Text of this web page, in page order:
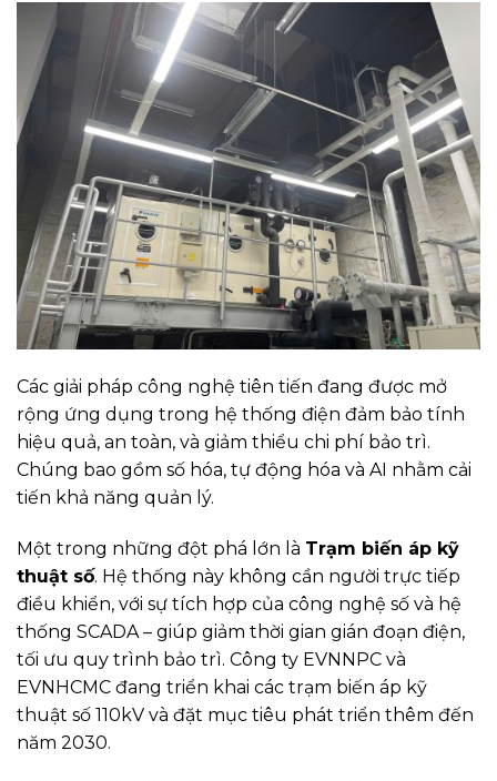
Các giải pháp công nghệ tiên tiến đang được mở
rộng ứng dụng trong hệ thống điện đảm bảo tính
hiệu quả, an toàn, và giảm thiểu chi phí bảo trì.
Chúng bao gồm số hóa, tự động hóa và AI nhằm cải
tiến khả năng quản lý.
Một trong những đột phá lớn là Trạm biến áp kỹ
thuật số. Hệ thống này không cần người trực tiếp
điều khiển, với sự tích hợp của công nghệ số và hệ
thống SCADA – giúp giảm thời gian gián đoạn điện,
tối ưu quy trình bảo trì. Công ty EVNNPC và
EVNHCMC đang triển khai các trạm biến áp kỹ
thuật số 110kV và đặt mục tiêu phát triển thêm đến
năm 2030.